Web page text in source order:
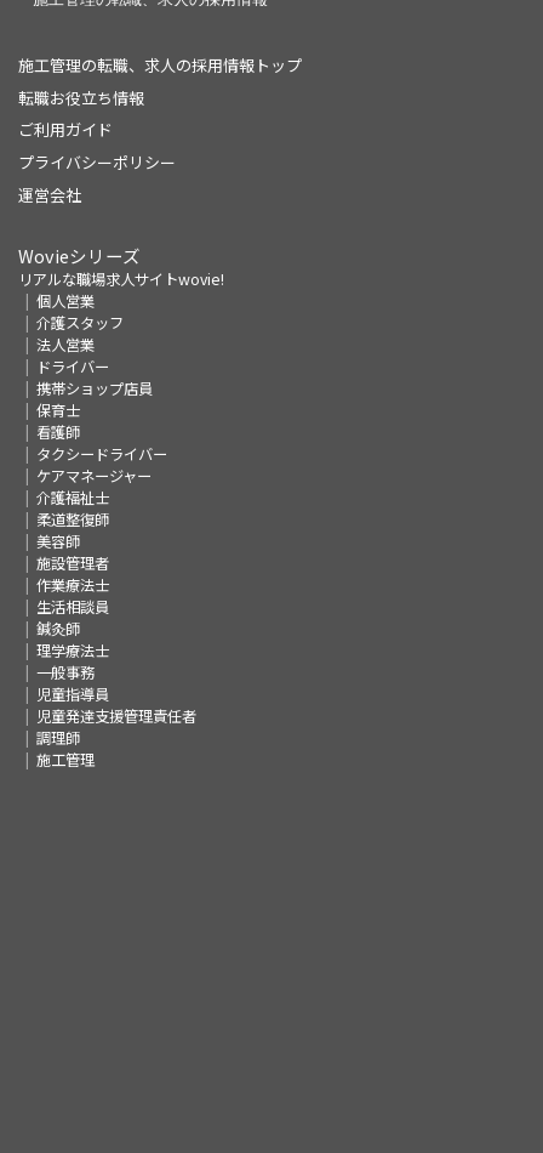
施工管理の転職、求人の採用情報トップ
転職お役立ち情報
ご利用ガイド
プライバシーポリシー
運営会社
Wovieシリーズ
リアルな職場求人サイトwovie!
個人営業
介護スタッフ
法人営業
ドライバー
携帯ショップ店員
保育士
看護師
タクシードライバー
ケアマネージャー
介護福祉士
柔道整復師
美容師
施設管理者
作業療法士
生活相談員
鍼灸師
理学療法士
一般事務
児童指導員
児童発達支援管理責任者
調理師
施工管理